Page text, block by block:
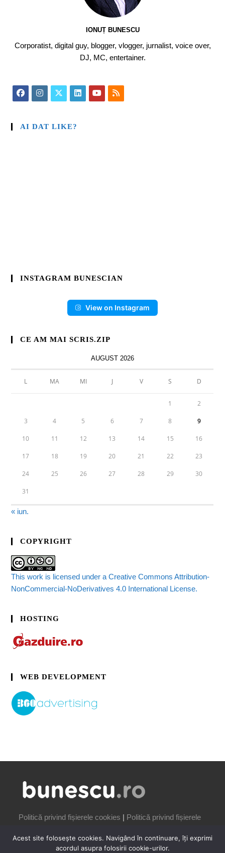
IONUȚ BUNESCU
Corporatist, digital guy, blogger, vlogger, jurnalist, voice over,
DJ, MC, entertainer.
AI DAT LIKE?
INSTAGRAM BUNESCIAN
View on Instagram
CE AM MAI SCRIS.ZIP
AUGUST 2026
L MA MI J V S D
1 2
3 4 5 6 7 8 9
10 11 12 13 14 15 16
17 18 19 20 21 22 23
24 25 26 27 28 29 30
31
« iun.
COPYRIGHT
This work is licensed under a Creative Commons Attribution-
NonCommercial-NoDerivatives 4.0 International License.
HOSTING
WEB DEVELOPMENT
Politică privind fișierele cookies | Politică privind fișierele
Acest site folosește cookies. Navigând în continuare, îți exprimi
acordul asupra folosirii cookie-urilor.